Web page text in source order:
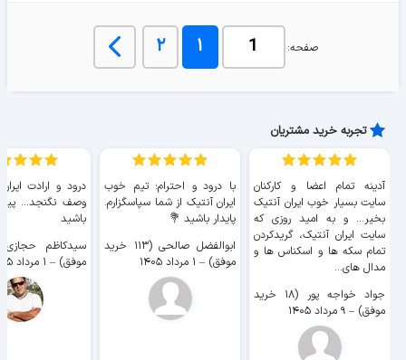
صفحه: ۱ ۲
تجربه خرید مشتریان
آدینه تمام اعضا و کارکنان
سایت بسیار خوب ايران آنتیک
بخیر... و به امید روزی که
سایت ايران آنتیک، گریدکردن
تمام سکه ها و اسکناس ها و
مدال های...
جواد خواجه پور (۱۸ خرید
موفق) – ۹ مرداد ۱۴۰۵
با درود و احترام؛ تیم خوب
ایران آنتیک از شما سپاسگزارم.
پایدار باشید 💐
ابوالفضل صالحی (۱۱۳ خرید
موفق) – ۱ مرداد ۱۴۰۵
درود و ارادت
وصف نگنجد...
باشید
موفق) – ۱ مرداد ۱۴۰۵